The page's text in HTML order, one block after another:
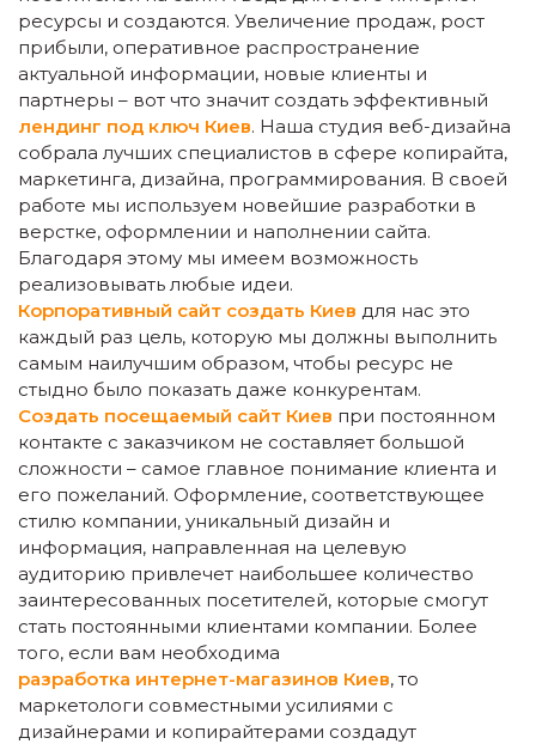
ресурсы и создаются. Увеличение продаж, рост
прибыли, оперативное распространение
актуальной информации, новые клиенты и
партнеры – вот что значит создать эффективный
лендинг под ключ Киев. Наша студия веб-дизайна
собрала лучших специалистов в сфере копирайта,
маркетинга, дизайна, программирования. В своей
работе мы используем новейшие разработки в
верстке, оформлении и наполнении сайта.
Благодаря этому мы имеем возможность
реализовывать любые идеи.
Корпоративный сайт создать Киев для нас это
каждый раз цель, которую мы должны выполнить
самым наилучшим образом, чтобы ресурс не
стыдно было показать даже конкурентам.
Создать посещаемый сайт Киев при постоянном
контакте с заказчиком не составляет большой
сложности – самое главное понимание клиента и
его пожеланий. Оформление, соответствующее
стилю компании, уникальный дизайн и
информация, направленная на целевую
аудиторию привлечет наибольшее количество
заинтересованных посетителей, которые смогут
стать постоянными клиентами компании. Более
того, если вам необходима
разработка интернет-магазинов Киев, то
маркетологи совместными усилиями с
дизайнерами и копирайтерами создадут